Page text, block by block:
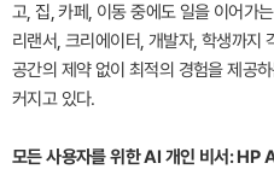
고, 집, 카페, 이동 중에도 일을 이어가
리랜서, 크리에이터, 개발자, 학생까지
공간의 제약 없이 최적의 경험을 제공
커지고 있다.
모든 사용자를 위한 AI 개인 비서: